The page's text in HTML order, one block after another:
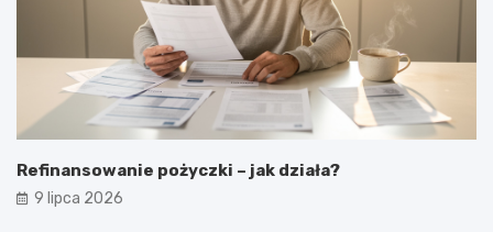
Refinansowanie pożyczki – jak działa?
9 lipca 2026